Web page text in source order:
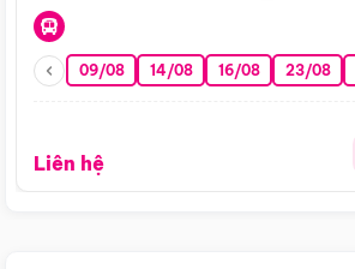
09/08 14/08 16/08 23/08
Liên hệ